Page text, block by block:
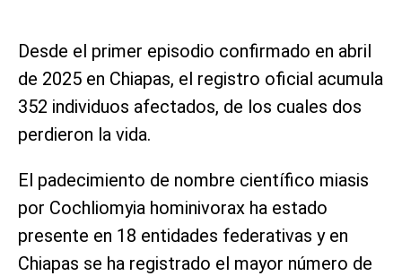
Desde el primer episodio confirmado en abril
de 2025 en Chiapas, el registro oficial acumula
352 individuos afectados, de los cuales dos
perdieron la vida.
El padecimiento de nombre científico miasis
por Cochliomyia hominivorax ha estado
presente en 18 entidades federativas y en
Chiapas se ha registrado el mayor número de